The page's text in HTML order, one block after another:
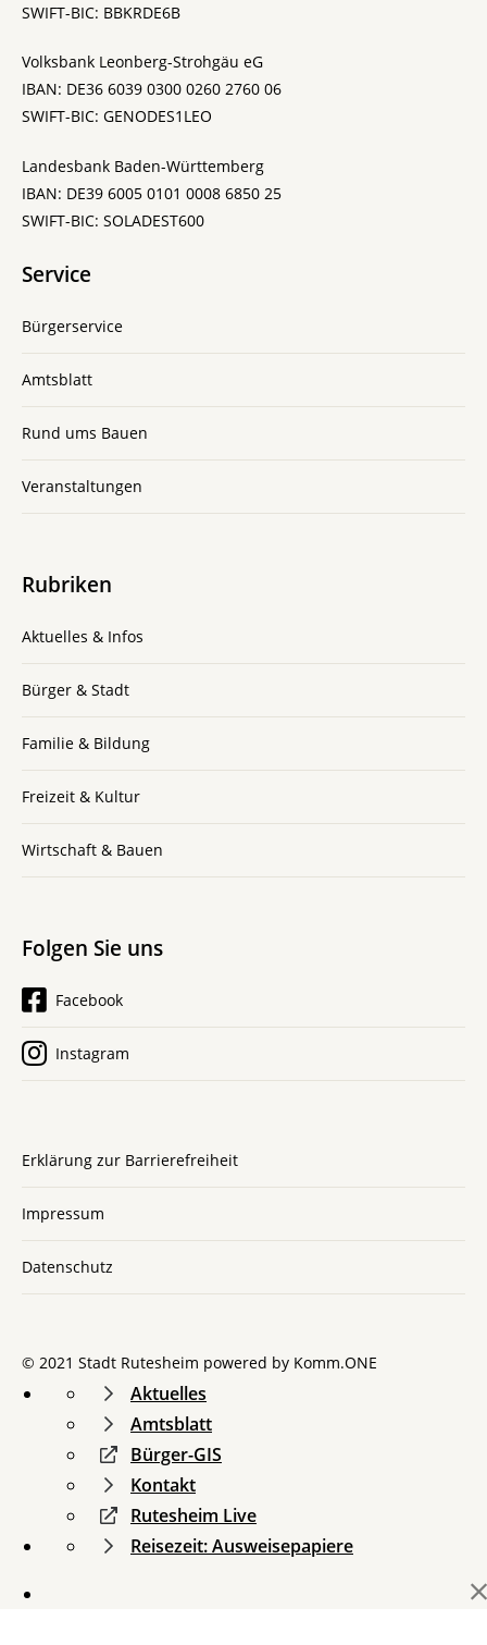
SWIFT-BIC: BBKRDE6B
Volksbank Leonberg-Strohgäu eG
IBAN: DE36 6039 0300 0260 2760 06
SWIFT-BIC: GENODES1LEO
Landesbank Baden-Württemberg
IBAN: DE39 6005 0101 0008 6850 25
SWIFT-BIC: SOLADEST600
Service
Bürgerservice
Amtsblatt
Rund ums Bauen
Veranstaltungen
Rubriken
Aktuelles & Infos
Bürger & Stadt
Familie & Bildung
Freizeit & Kultur
Wirtschaft & Bauen
Folgen Sie uns
Facebook
Instagram
Erklärung zur Barrierefreiheit
Impressum
Datenschutz
© 2021 Stadt Rutesheim powered by Komm.ONE
Aktuelles
Amtsblatt
Bürger-GIS
Kontakt
Rutesheim Live
Reisezeit: Ausweisepapiere